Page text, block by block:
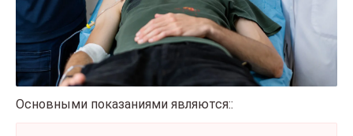
Основными показаниями являются::